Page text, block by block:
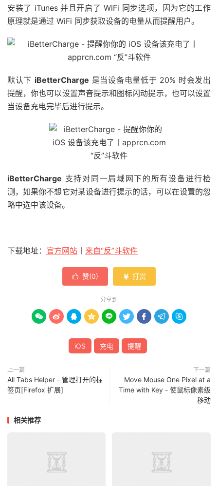
安装了 iTunes 并且开启了 WiFi 同步选项，因为它的工作
原理就是通过 WiFi 同步获取设备的电量从而提醒用户。
默认下 iBetterCharge 是当设备电量低于 20% 时会发出
提醒，你也可以设置声音提示和图标闪动提示，也可以设置
当设备充电完毕后进行提示。
iBetterCharge 支持对同一局域网下的所有设备进行检
测，如果你不想它对某设备进行提示的话，可以在设置的忽
略中选中该设备。
下载地址： 官方网站 来自“反”斗软件
 赞(0)  打赏
分享到
        
iOS 充电 提醒
上一篇
All Tabs Helper - 管理打开的标
签页[Firefox 扩展]
下一篇
Move Mouse One Pixel at a
Time with Key - 使鼠标像素级
移动
相关推荐